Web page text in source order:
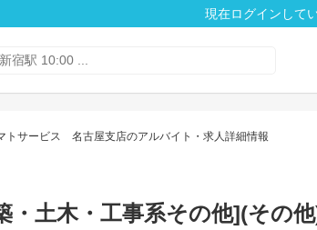
現在ログインして
トサービス 名古屋支店のアルバイト・求人詳細情報
土木・工事系その他](その